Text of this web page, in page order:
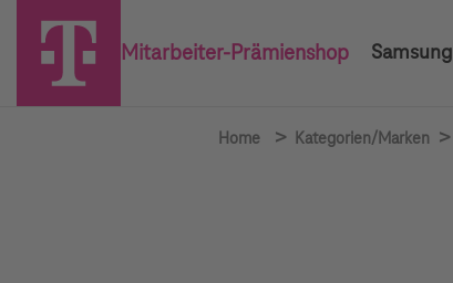
Mitarbeiter-Prämienshop Samsung
Home > Kategorien/Marken >